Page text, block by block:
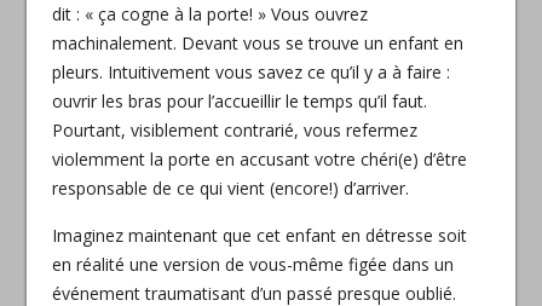
dit : « ça cogne à la porte! » Vous ouvrez
machinalement. Devant vous se trouve un enfant en
pleurs. Intuitivement vous savez ce qu’il y a à faire :
ouvrir les bras pour l’accueillir le temps qu’il faut.
Pourtant, visiblement contrarié, vous refermez
violemment la porte en accusant votre chéri(e) d’être
responsable de ce qui vient (encore!) d’arriver.
Imaginez maintenant que cet enfant en détresse soit
en réalité une version de vous-même figée dans un
événement traumatisant d’un passé presque oublié.